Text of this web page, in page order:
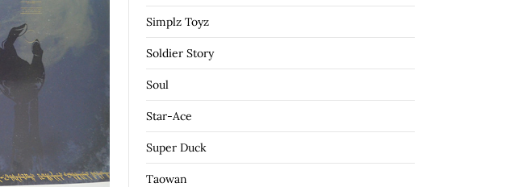
Simplz Toyz
Soldier Story
Soul
Star-Ace
Super Duck
Taowan